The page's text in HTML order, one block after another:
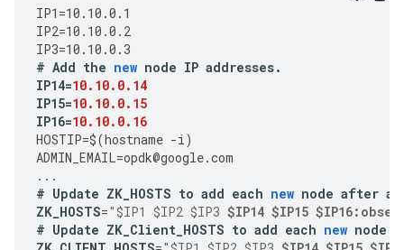
IP1 =10.10.0.1
IP2=10.10.0.2
IP3=10.10.0.3
# Add the new node IP addresses.
IP14=10.10.0.14
IP15=10.10.0.15
IP16=10.10.0.16
HOSTIP=$(hostname -i)
ADMIN_EMAIL=opdk@google.com
...
# Update ZK_HOSTS to add each new node after an
ZK_HOSTS="$IP1 $IP2 $IP3 $IP14 $IP15
# Update ZK_Client_HOSTS to add each new node